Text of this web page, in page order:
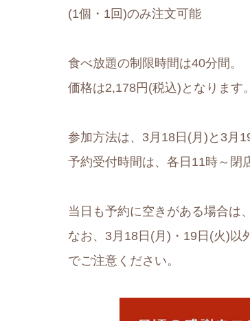
(1個・1回)のみ注文可能
食べ放題の制限時間は40分間。
価格は2,178円(税込)となります。
参加方法は、3月18日(月)と3月
予約受付時間は、各日11時～閉
当日も予約に空きがある場合は
なお、3月18日(月)・19日(火)以
でご注意ください。